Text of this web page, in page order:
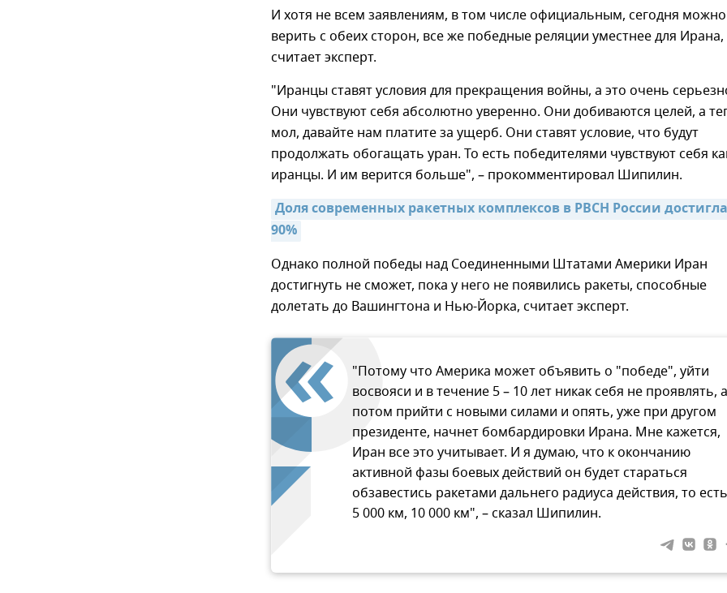
И хотя не всем заявлениям, в том числе официальным, сегодня можно
верить с обеих сторон, все же победные реляции уместнее для Ирана,
считает эксперт.
"Иранцы ставят условия для прекращения войны, а это очень
Они чувствуют себя абсолютно уверенно. Они добиваются целей, а
мол, давайте нам платите за ущерб. Они ставят условие, что будут
продолжать обогащать уран. То есть победителями чувствуют себя
иранцы. И им верится больше", – прокомментировал Шипилин.
Доля современных ракетных комплексов в РВСН России достигла
90%
Однако полной победы над Соединенными Штатами Америки Иран
достигнуть не сможет, пока у него не появились ракеты, способные
долетать до Вашингтона и Нью-Йорка, считает эксперт.
"Потому что Америка может объявить о "победе", уйти
восвояси и в течение 5 – 10 лет никак себя не проявлять, а
потом прийти с новыми силами и опять, уже при другом
президенте, начнет бомбардировки Ирана. Мне кажется,
Иран все это учитывает. И я думаю, что к окончанию
активной фазы боевых действий он будет стараться
обзавестись ракетами дальнего радиуса действия, то есть
5 000 км, 10 000 км", – сказал Шипилин.